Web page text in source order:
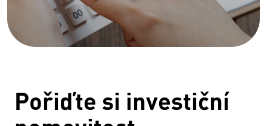
Pořiďte si investiční